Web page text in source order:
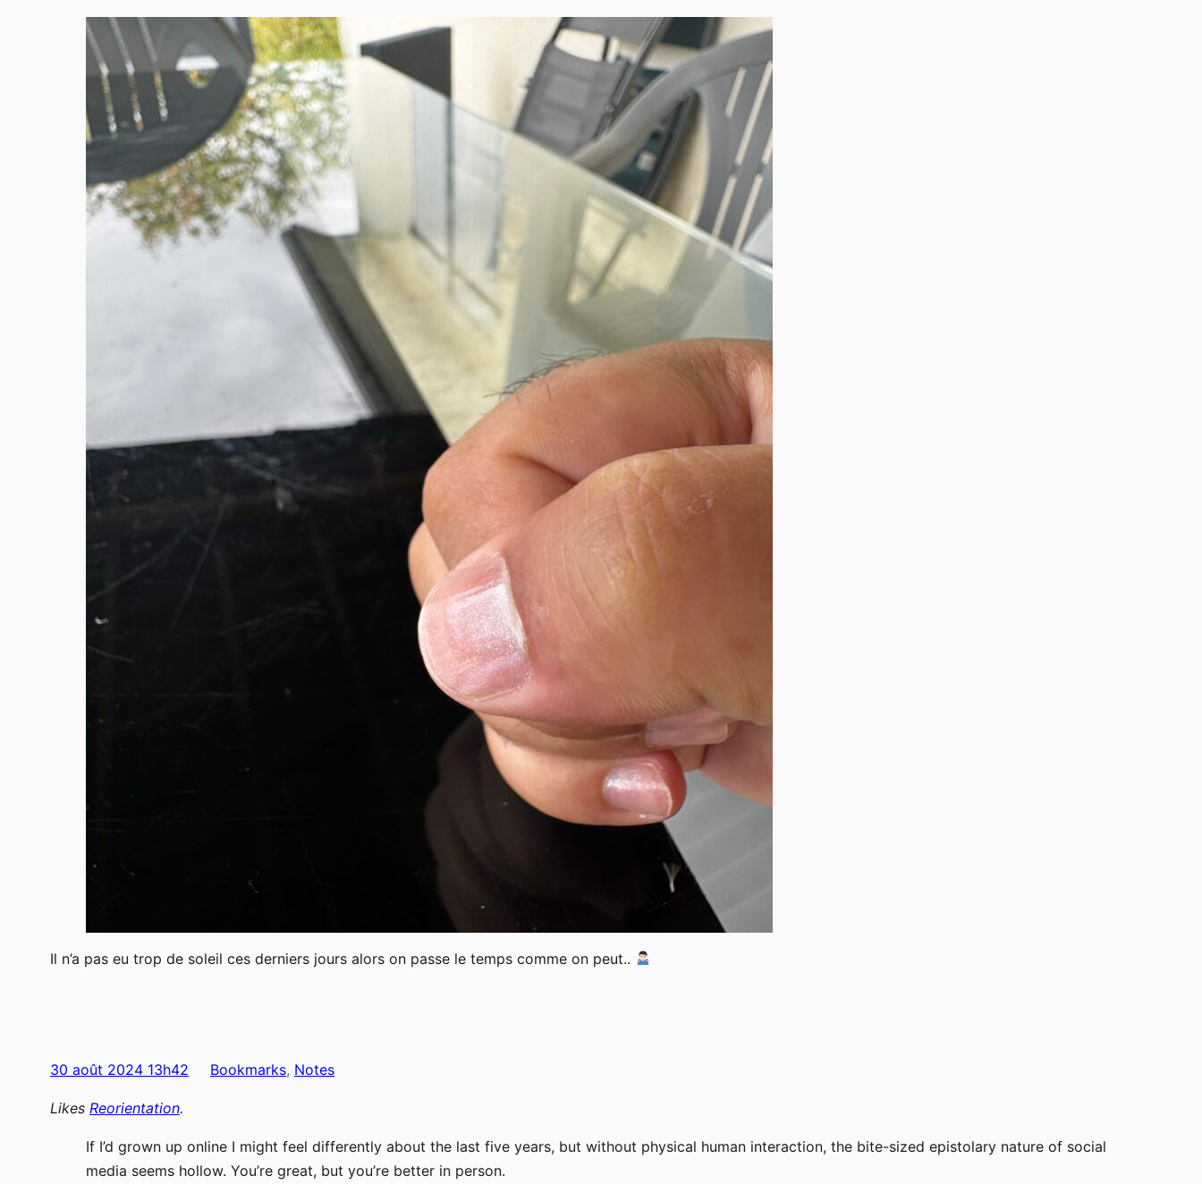
Il n’a pas eu trop de soleil ces derniers jours alors on passe le temps comme on peut..
30 août 2024 13h42 Bookmarks, Notes
Likes Reorientation.
If I’d grown up online I might feel differently about the last five years, but without physical human interaction, the bite-sized epistolary nature of social
media seems hollow. You’re great, but you’re better in person.